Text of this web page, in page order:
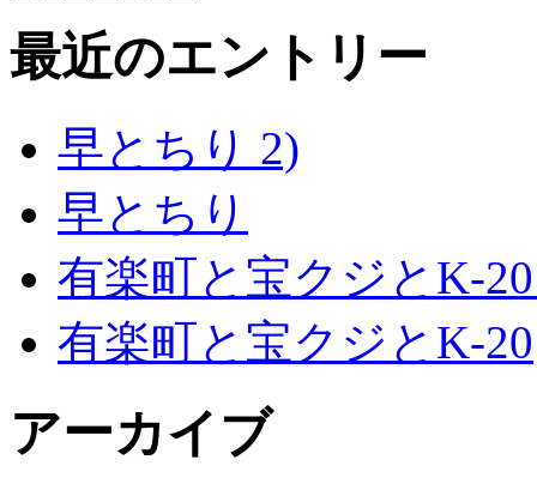
最近のエントリー
早とちり 2)
早とちり
有楽町と宝クジとK-
有楽町と宝クジとK-20
アーカイブ